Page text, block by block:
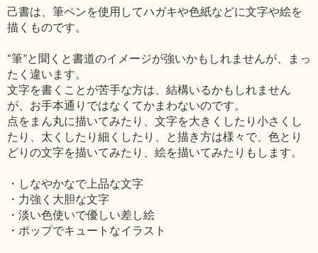
己書は、筆ペンを使用してハガキや色紙などに文字や絵を
描くものです。
“筆”と聞くと書道のイメージが強いかもしれませんが、まっ
たく違います。
文字を書くことが苦手な方は、結構いるかもしれません
が、お手本通りではなくてかまわないのです。
点をまん丸に描いてみたり、文字を大きくしたり小さくし
たり、太くしたり細くしたり、と描き方は様々で、色とり
どりの文字を描いてみたり、絵を描いてみたりもします。
・しなやかなで上品な文字
・力強く大胆な文字
・淡い色使いで優しい差し絵
・ポップでキュートなイラスト